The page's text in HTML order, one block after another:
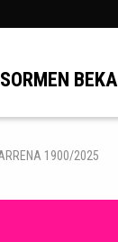
SORMEN BEKA
1900/2025